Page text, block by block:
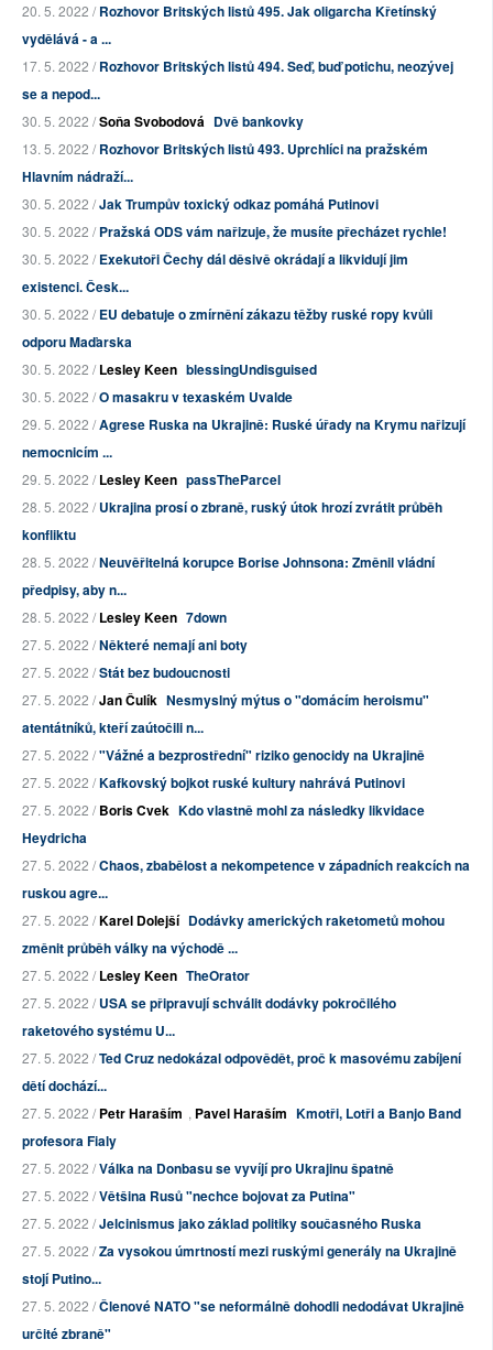
20. 5. 2022 /Rozhovor Britských listů 495. Jak oligarcha Křetínský
vydělává - a ...
17. 5. 2022 /Rozhovor Britských listů 494. Seď, buď potichu, neozývej
se a nepod...
30. 5. 2022 /Soňa Svobodová Dvě bankovky
13. 5. 2022 /Rozhovor Britských listů 493. Uprchlíci na pražském
Hlavním nádraží...
30. 5. 2022 /Jak Trumpův toxický odkaz pomáhá Putinovi
30. 5. 2022 /Pražská ODS vám nařizuje, že musíte přecházet rychle!
30. 5. 2022 /Exekutoři Čechy dál děsivě okrádají a likvidují jim
existenci. Česk...
30. 5. 2022 /EU debatuje o zmírnění zákazu těžby ruské ropy kvůli
odporu Maďarska
30. 5. 2022 /Lesley Keen blessingUndisguised
30. 5. 2022 /O masakru v texaském Uvalde
29. 5. 2022 /Agrese Ruska na Ukrajině: Ruské úřady na Krymu nařizují
nemocnicím ...
29. 5. 2022 /Lesley Keen passTheParcel
28. 5. 2022 /Ukrajina prosí o zbraně, ruský útok hrozí zvrátit průběh
konfliktu
28. 5. 2022 /Neuvěřitelná korupce Borise Johnsona: Změnil vládní
předpisy, aby n...
28. 5. 2022 /Lesley Keen 7down
27. 5. 2022 /Některé nemají ani boty
27. 5. 2022 /Stát bez budoucnosti
27. 5. 2022 /Jan Čulík Nesmyslný mýtus o "domácím heroismu"
atentátníků, kteří zaútočili n...
27. 5. 2022 /"Vážné a bezprostřední" riziko genocidy na Ukrajině
27. 5. 2022 /Kafkovský bojkot ruské kultury nahrává Putinovi
27. 5. 2022 /Boris Cvek Kdo vlastně mohl za následky likvidace
Heydricha
27. 5. 2022 /Chaos, zbabělost a nekompetence v západních reakcích na
ruskou agre...
27. 5. 2022 /Karel Dolejší Dodávky amerických raketometů mohou
změnit průběh války na východě ...
27. 5. 2022 /Lesley Keen TheOrator
27. 5. 2022 /USA se připravují schválit dodávky pokročilého
raketového systému U...
27. 5. 2022 /Ted Cruz nedokázal odpovědět, proč k masovému zabíjení
dětí dochází...
27. 5. 2022 /Petr Haraším , Pavel Haraším Kmotři, Lotři a Banjo Band
profesora Fialy
27. 5. 2022 /Válka na Donbasu se vyvíjí pro Ukrajinu špatně
27. 5. 2022 /Většina Rusů "nechce bojovat za Putina"
27. 5. 2022 /Jelcinismus jako základ politiky současného Ruska
27. 5. 2022 /Za vysokou úmrtností mezi ruskými generály na Ukrajině
stojí Putino...
27. 5. 2022 /Členové NATO "se neformálně dohodli nedodávat Ukrajině
určité zbraně"